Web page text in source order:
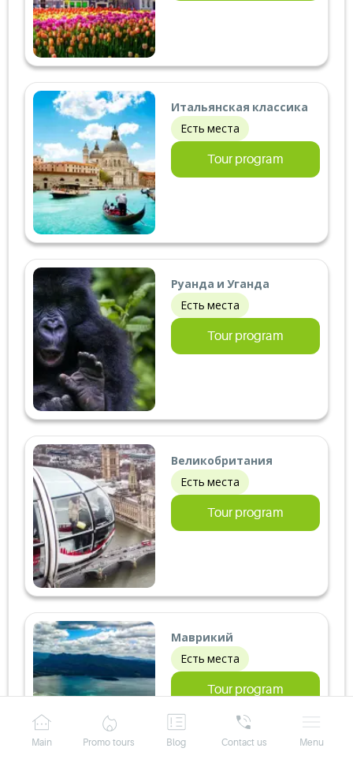
Итальянская классика
Есть места
Tour program
Руанда и Уганда
Есть места
Tour program
Великобритания
Есть места
Tour program
Маврикий
Есть места
Tour program
Main Promo tours Blog Contact us Menu